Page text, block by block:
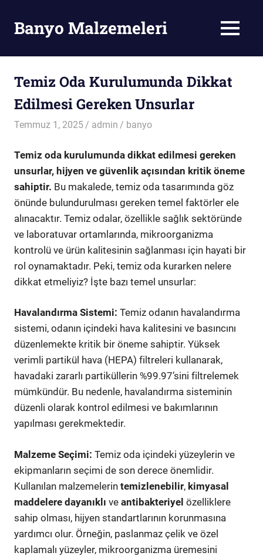
contentBanyo Malzemeleri MENU
Temiz Oda Kurulumunda Dikkat
Edilmesi Gereken Unsurlar
Temmuz 1, 2025 admin banyo
Temiz oda kurulumunda dikkat edilmesi gereken
unsurlar, hijyen ve güvenlik açısından kritik öneme
sahiptir. Bu makalede, temiz oda tasarımında göz
önünde bulundurulması gereken temel faktörler ele
alınacaktır. Temiz odalar, özellikle sağlık sektöründe
ve laboratuvar ortamlarında, mikroorganizma
kontrolü ve ürün kalitesinin sağlanması için hayati bir
rol oynamaktadır. Peki, temiz oda kurarken nelere
dikkat etmeliyiz? İşte bazı temel unsurlar:
Havalandırma Sistemi: Temiz odanın havalandırma
sistemi, odanın içindeki hava kalitesini ve basıncını
düzenlemekte kritik bir öneme sahiptir. Yüksek
verimli partikül hava (HEPA) filtreleri kullanarak,
havadaki zararlı partiküllerin %99.97’sini filtrelemek
mümkündür. Bu nedenle, havalandırma sisteminin
düzenli olarak kontrol edilmesi ve bakımlarının
yapılması gerekmektedir.
Malzeme Seçimi: Temiz oda içindeki yüzeylerin ve
ekipmanların seçimi de son derece önemlidir.
Kullanılan malzemelerin temizlenebilir, kimyasal
maddelere dayanıklı ve antibakteriyel özelliklere
sahip olması, hijyen standartlarının korunmasına
yardımcı olur. Örneğin, paslanmaz çelik ve özel
kaplamalı yüzeyler, mikroorganizma üremesini